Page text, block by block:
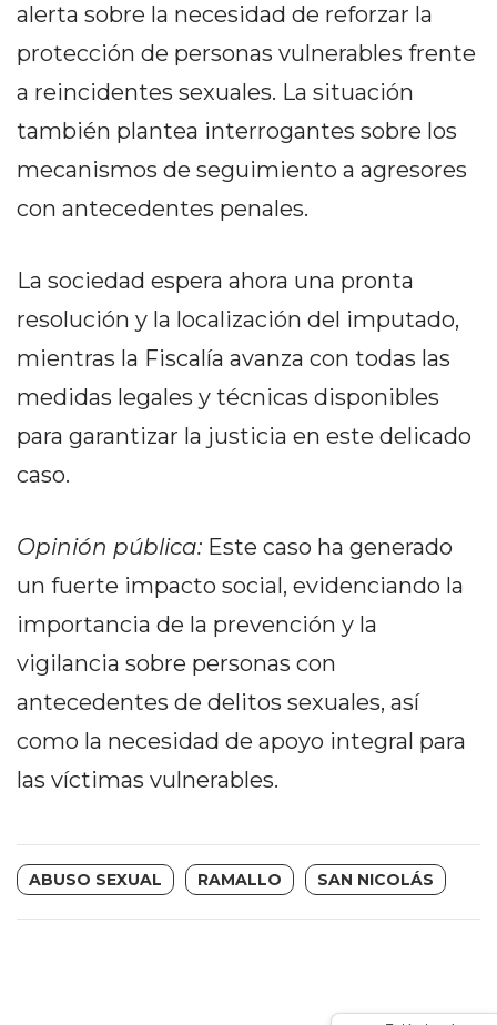
PUBLICITÁ
EN
NORTE
HORA
CLAVE
PERGAMINO
VIRTUAL
NOTICIAS
DE
DE
SALTO
CAMPANA
NOTICIAS
DE
ZÁRATE
DE
CAMPANA
EXALTACIÓN
COLÓN
(BUENOS
alerta sobre la necesidad de reforzar la
protección de personas vulnerables frente
a reincidentes sexuales. La situación
también plantea interrogantes sobre los
mecanismos de seguimiento a agresores
con antecedentes penales.
La sociedad espera ahora una pronta
resolución y la localización del imputado,
mientras la Fiscalía avanza con todas las
medidas legales y técnicas disponibles
para garantizar la justicia en este delicado
caso.
Opinión pública: Este caso ha generado
un fuerte impacto social, evidenciando la
importancia de la prevención y la
vigilancia sobre personas con
antecedentes de delitos sexuales, así
como la necesidad de apoyo integral para
las víctimas vulnerables.
ABUSO SEXUAL RAMALLO SAN NICOLÁS